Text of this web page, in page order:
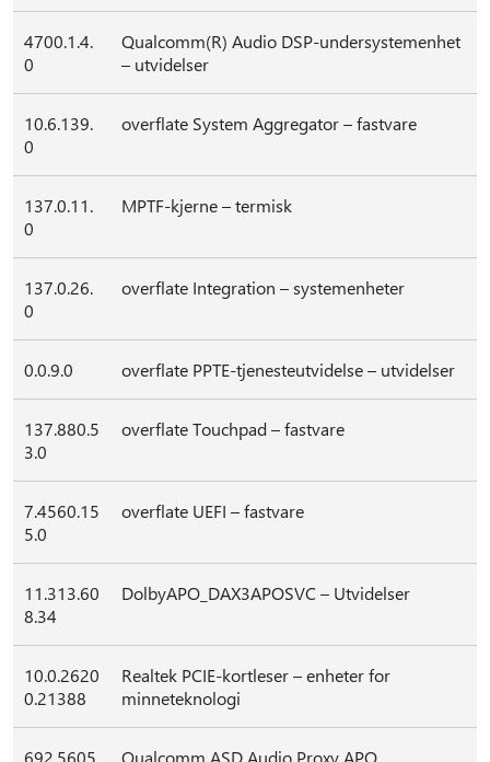
4700.1.4.
0
Qualcomm(R) Audio DSP-undersystemenhet
– utvidelser
10.6.139.
0
overflate System Aggregator – fastvare
137.0.11.
0
MPTF-kjerne – termisk
137.0.26.
0
overflate Integration – systemenheter
0.0.9.0 overflate PPTE-tjenesteutvidelse – utvidelser
137.880.5
3.0
overflate Touchpad – fastvare
7.4560.15
5.0
overflate UEFI – fastvare
11.313.60
8.34
DolbyAPO_DAX3APOSVC – Utvidelser
10.0.2620
0.21388
Realtek PCIE-kortleser – enheter for
minneteknologi
692.5605. Qualcomm ASD Audio Proxy APO